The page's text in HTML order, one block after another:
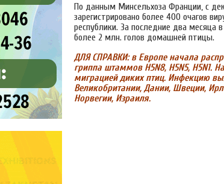
По данным Минсельхоза Франции, с
зарегистрировано более 400 очагов
республики. За последние два месяца
более 2 млн. голов домашней птицы.
ДЛЯ СПРАВКИ: в Европе начала
гриппа штаммов H5N8, H5N5, H5N1.
миграцией диких птиц. Инфекцию
Великобритании, Дании, Швеции,
Норвегии, Израиля.